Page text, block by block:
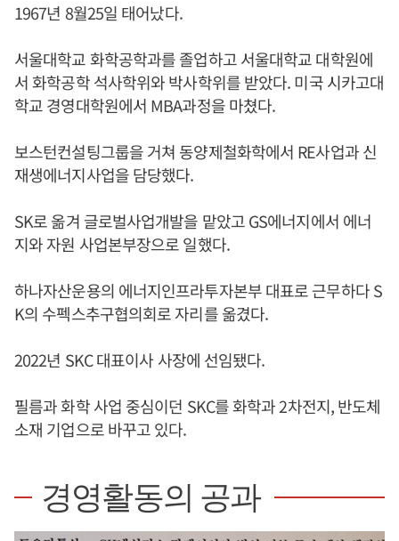
1967년 8월25일 태어났다.
서울대학교 화학공학과를 졸업하고 서울대학교 대학원에
서 화학공학 석사학위와 박사학위를 받았다. 미국 시카고대
학교 경영대학원에서 MBA과정을 마쳤다.
보스턴컨설팅그룹을 거쳐 동양제철화학에서 RE사업과 신
재생에너지사업을 담당했다.
SK로 옮겨 글로벌사업개발을 맡았고 GS에너지에서 에너
지와 자원 사업본부장으로 일했다.
하나자산운용의 에너지인프라투자본부 대표로 근무하다 S
K의 수펙스추구협의회로 자리를 옮겼다.
2022년 SKC 대표이사 사장에 선임됐다.
필름과 화학 사업 중심이던 SKC를 화학과 2차전지, 반도체
소재 기업으로 바꾸고 있다.
경영활동의 공과